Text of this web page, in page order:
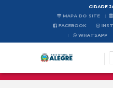
CIDADE
MAPA DO SITE
FACEBOOK
WHATSAPP